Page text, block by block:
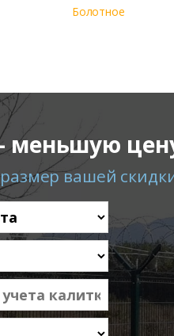
Болотное
меньшую
вашей